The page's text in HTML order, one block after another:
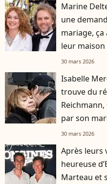
Marine
une
mariage,
leur
30 mars 2026
Isabelle
trouve du
par son
30 mars 2026
Après leurs
heureuse
Marteau et